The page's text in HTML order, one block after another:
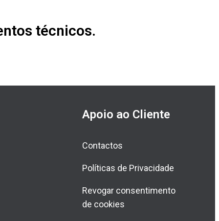
técnicos.
Apoio ao Cliente
Contactos
Políticas de Privacidade
Revogar consentimento
de cookies